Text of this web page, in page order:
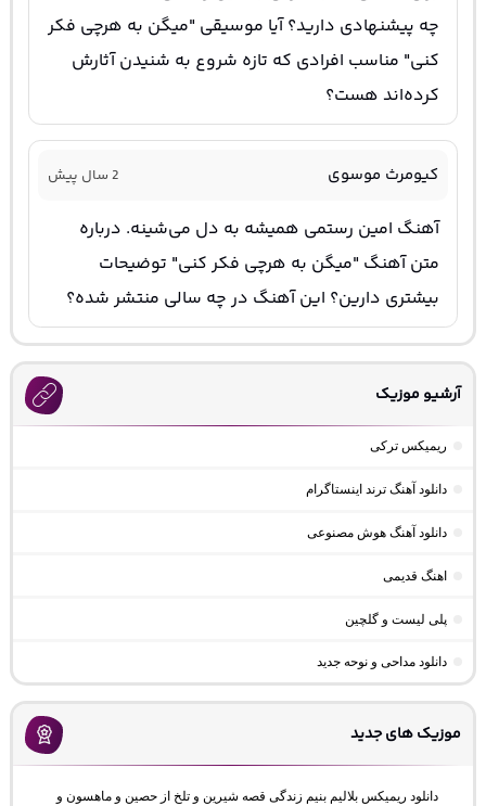
چه پیشنهادی دارید؟ آیا موسیقی "میگن به هرچی فکر
کنی" مناسب افرادی که تازه شروع به شنیدن آثارش
کرده‌اند هست؟
کیومرث موسوی 2 سال پیش
آهنگ امین رستمی همیشه به دل می‌شینه. درباره
متن آهنگ "میگن به هرچی فکر کنی" توضیحات
بیشتری دارین؟ این آهنگ در چه سالی منتشر شده؟
آرشیو موزیک
ریمیکس ترکی
دانلود آهنگ ترند اینستاگرام
دانلود آهنگ هوش مصنوعی
اهنگ قدیمی
پلی لیست و گلچین
دانلود مداحی و نوحه جدید
موزیک های جدید
دانلود ریمیکس بلالیم بنیم زندگی قصه شیرین و تلخ از حصین و ماهسون و